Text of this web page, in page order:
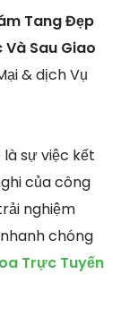
Tang Đẹp
Và Sau Giao
& dịch Vụ
là sự việc kết
của công
nghiệm
chóng
Trực Tuyến